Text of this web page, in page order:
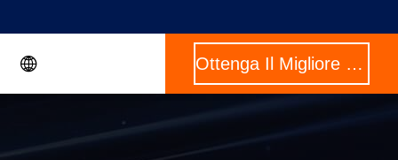
Ottenga Il Migliore Prezzo